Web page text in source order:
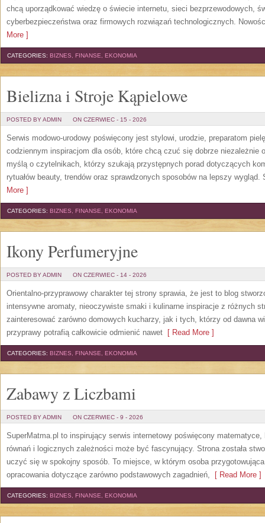
chcą uporządkować wiedzę o świecie internetu, sieci bezprzewodowych,
cyberbezpieczeństwa oraz firmowych rozwiązań technologicznych.
More ]
CATEGORIES: BIZNES, FINANSE, EKONOMIA
Bielizna i Stroje Kąpielowe
POSTED BY ADMIN ON CZERWIEC - 15 - 2026
Serwis modowo-urodowy poświęcony jest stylowi, urodzie, preparatom
codziennym inspiracjom dla osób, które chcą czuć się dobrze niezależnie
myślą o czytelnikach, którzy szukają przystępnych porad dotyczących
rytuałów beauty, trendów oraz sprawdzonych sposobów na lepszy wygląd.
More ]
CATEGORIES: BIZNES, FINANSE, EKONOMIA
Ikony Perfumeryjne
POSTED BY ADMIN ON CZERWIEC - 14 - 2026
Orientalno-przyprawowy charakter tej strony sprawia, że jest to blog
intensywne aromaty, nieoczywiste smaki i kulinarne inspiracje z różnych
zainteresować zarówno domowych kucharzy, jak i tych, którzy od dawna
przyprawy potrafią całkowicie odmienić nawet [ Read More ]
CATEGORIES: BIZNES, FINANSE, EKONOMIA
Zabawy z Liczbami
POSTED BY ADMIN ON CZERWIEC - 9 - 2026
SuperMatma.pl to inspirujący serwis internetowy poświęcony
równań i logicznych zależności może być fascynujący. Strona została
uczyć się w spokojny sposób. To miejsce, w którym osoba
opracowania dotyczące zarówno podstawowych zagadnień, [ Read More ]
CATEGORIES: BIZNES, FINANSE, EKONOMIA